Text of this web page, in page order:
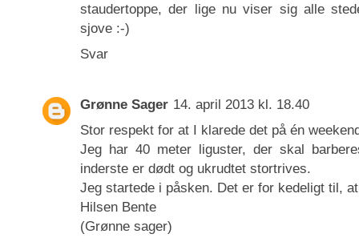
staudertoppe, der lige nu viser sig alle
sjove :-)
Svar
Grønne Sager 14. april 2013 kl. 18.40
Stor respekt for at I klarede det på én
Jeg har 40 meter liguster, der skal
inderste er dødt og ukrudtet stortrives.
Jeg startede i påsken. Det er for kedeligt til,
Hilsen Bente
(Grønne sager)